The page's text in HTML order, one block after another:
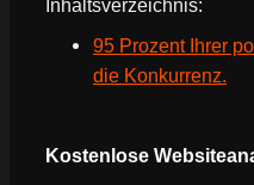
95 Prozent Ihrer
die Konkurrenz.
Kostenlose